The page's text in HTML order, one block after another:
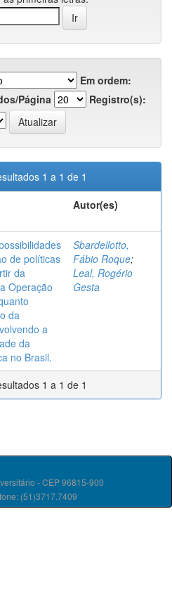
Em ordem:
Página
Registro(s):
1 a 1 de 1
Autor(es)
de políticas
da
Operação
da
a
da
no Brasil.
Sbardellotto,
Fábio Roque;
Leal, Rogério
Gesta
1 a 1 de 1
- CEP 96815-900
(51)3717.7409